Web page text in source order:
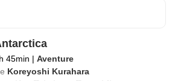
45min | Aventure
Koreyoshi Kurahara